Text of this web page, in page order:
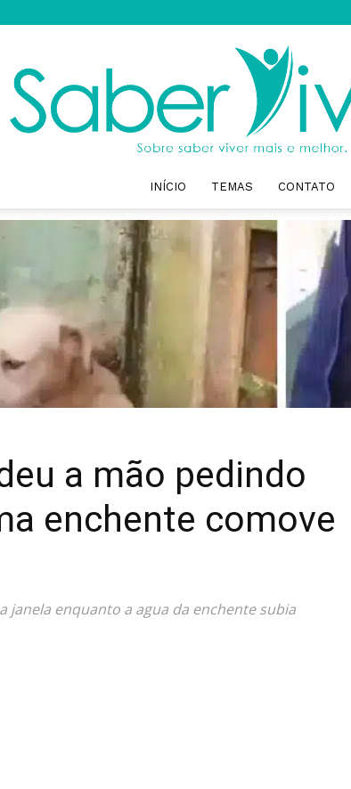
Saber
INÍCIO TEMAS CONTATO
a mão pedindo
enchente comove
janela enquanto a agua da enchente subia